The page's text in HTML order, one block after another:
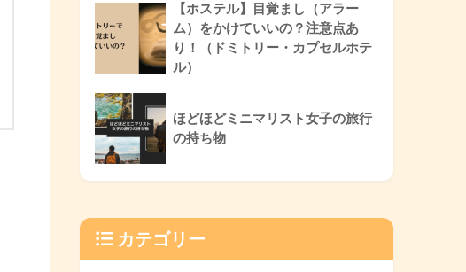
【ホステル】目覚まし（アラー
ム）をかけていいの？注意点あ
り！（ドミトリー・カプセルホテ
ル）
ほどほどミニマリスト女子の旅行
の持ち物
カテゴリー